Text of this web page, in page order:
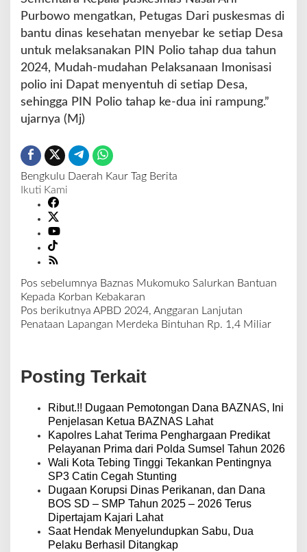
i
a
Purbowo mengatkan, Petugas Dari puskesmas di
bantu dinas kesehatan menyebar ke setiap Desa
untuk melaksanakan PIN Polio tahap dua tahun
2024, Mudah-mudahan Pelaksanaan Imonisasi
polio ini Dapat menyentuh di setiap Desa,
sehingga PIN Polio tahap ke-dua ini rampung.”
ujarnya (Mj)
Bengkulu Daerah Kaur Tag Berita
Ikuti Kami
N
a
v
a
s
Pos sebelumnya Baznas Mukomuko Salurkan Bantuan
Kepada Korban Kebakaran
Pos berikutnya APBD 2024, Anggaran Lanjutan
Penataan Lapangan Merdeka Bintuhan Rp. 1,4 Miliar
Posting Terkait
Ribut.!! Dugaan Pemotongan Dana BAZNAS, Ini
Penjelasan Ketua BAZNAS Lahat
Kapolres Lahat Terima Penghargaan Predikat
Pelayanan Prima dari Polda Sumsel Tahun 2026
Wali Kota Tebing Tinggi Tekankan Pentingnya
SP3 Catin Cegah Stunting
Dugaan Korupsi Dinas Perikanan, dan Dana
BOS SD – SMP Tahun 2025 – 2026 Terus
Dipertajam Kajari Lahat
Saat Hendak Menyelundupkan Sabu, Dua
Pelaku Berhasil Ditangkap